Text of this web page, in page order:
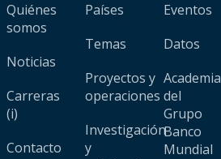
Quiénes
somos
Noticias
Carreras
(i)
Contacto
Países
Temas
Proyectos y
operaciones
Investigación
y
Eventos
Datos
Academia
del
Grupo
Banco
Mundial